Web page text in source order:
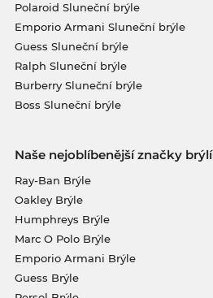
Polaroid Sluneční brýle
Emporio Armani Sluneční brýle
Guess Sluneční brýle
Ralph Sluneční brýle
Burberry Sluneční brýle
Boss Sluneční brýle
Naše nejoblíbenější značky brýlí
Ray-Ban Brýle
Oakley Brýle
Humphreys Brýle
Marc O Polo Brýle
Emporio Armani Brýle
Guess Brýle